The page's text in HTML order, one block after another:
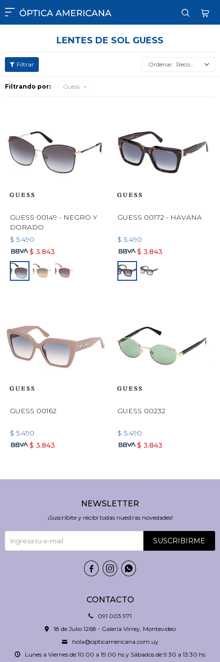

LENTES DE SOL GUESS
Recomendados
Filtrando por: Guess
GUESS 00149 - NEGRO Y
DORADO
$ 5.490
$ 3.843
GUESS 00172 - HAVANA
$ 5.490
$ 3.843
GUESS 00162
$ 5.490
$ 3.843
GUESS 00232
$ 5.490
$ 3.843
CONTACTO
091 003 971
18 de Julio 1268 - Galería Virrey, Montevideo
hola@opticamericana.com.uy
Lunes a Viernes de 10:00 a 19:00 hs y Sábados de 9:30 a 13:30 hs
NEWSLETTER
¡Suscribite y recibí todas nuestras novedades!
SUSCRIBIRME
  